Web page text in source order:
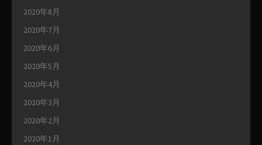
2020年8月
2020年7月
2020年6月
2020年5月
2020年4月
2020年3月
2020年2月
2020年1月